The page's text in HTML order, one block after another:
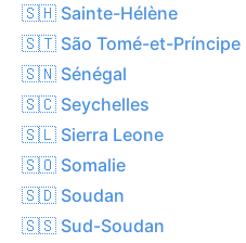
🇸🇭 Sainte-Hélène
🇸🇹 São Tomé-et-Príncipe
🇸🇳 Sénégal
🇸🇨 Seychelles
🇸🇱 Sierra Leone
🇸🇴 Somalie
🇸🇩 Soudan
🇸🇸 Sud-Soudan